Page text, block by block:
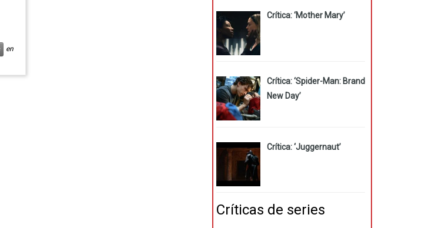
en
Crítica: ‘Mother Mary’
Crítica: ‘Spider-Man: Brand
New Day’
Crítica: ‘Juggernaut’
Críticas de series